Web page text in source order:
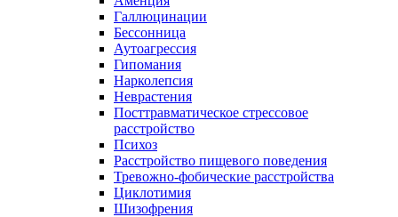
Галлюцинации
Бессонница
Аутоагрессия
Гипомания
Нарколепсия
Неврастения
Посттравматическое стрессовое
расстройство
Психоз
Расстройство пищевого поведения
Тревожно-фобические расстройства
Циклотимия
Шизофрения